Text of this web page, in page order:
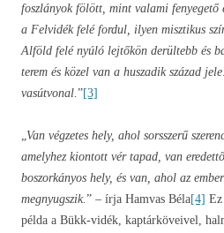
foszlányok fölött, mint valami
a Felvidék felé fordul, ilyen misztikus
Alföld felé nyúló lejtőkön derültebb és
terem és közel van a huszadik század
vasútvonal. ”[3]
Van végzetes hely, ahol sorsszerű
amelyhez kiontott vér tapad, van
boszorkányos hely, és van, ahol az
megnyugszik. ” – írja Hamvas Béla[4]
példa a Bükk-vidék, kaptárköveivel,